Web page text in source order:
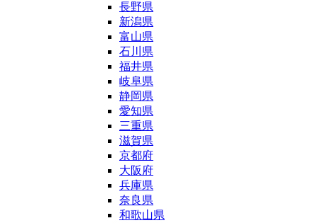
長野県
新潟県
富山県
石川県
福井県
岐阜県
静岡県
愛知県
三重県
滋賀県
京都府
大阪府
兵庫県
奈良県
和歌山県